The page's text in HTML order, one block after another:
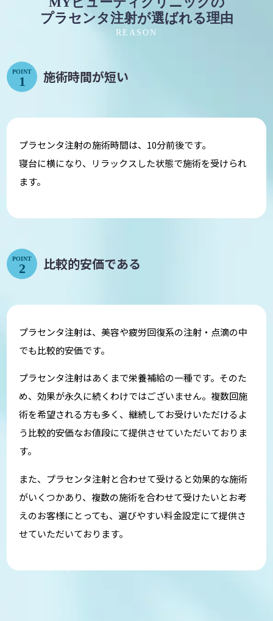
プラセンタ注射が選ばれる理由
REASON
プラセンタ注射の施術時間は、10分前後です。
寝台に横になり、リラックスした状態で施術を受けられ
ます。
POINT
1 施術時間が短い
プラセンタ注射は、美容や疲労回復系の注射・点滴の中
でも比較的安価です。
プラセンタ注射はあくまで栄養補給の一種です。そのた
め、効果が永久に続くわけではございません。複数回施
術を希望される方も多く、継続してお受けいただけるよ
う比較的安価なお値段にて提供させていただいておりま
す。
また、プラセンタ注射と合わせて受けると効果的な施術
がいくつかあり、複数の施術を合わせて受けたいとお考
えのお客様にとっても、選びやすい料金設定にて提供さ
せていただいております。
POINT
2 比較的安価である